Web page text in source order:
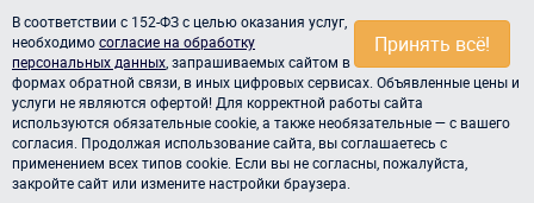
Принять всё!
В соответствии с 152-ФЗ с целью оказания услуг,
необходимосогласие на обработку
персональных данных , запрашиваемых сайтом в
формах обратной связи, в иных цифровых сервисах. Объявленные цены и
услуги не являются офертой! Для корректной работы сайта
используются обязательные cookie, а также необязательные — с вашего
согласия. Продолжая использование сайта, вы соглашаетесь с
применением всех типов cookie. Если вы не согласны, пожалуйста,
закройте сайт или измените настройки браузера.